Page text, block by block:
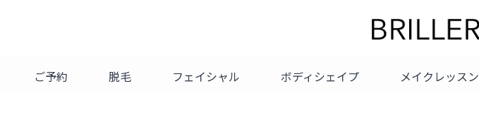
ご予約 脱毛 フェイシャル ボディシェイプ メイクレッスン